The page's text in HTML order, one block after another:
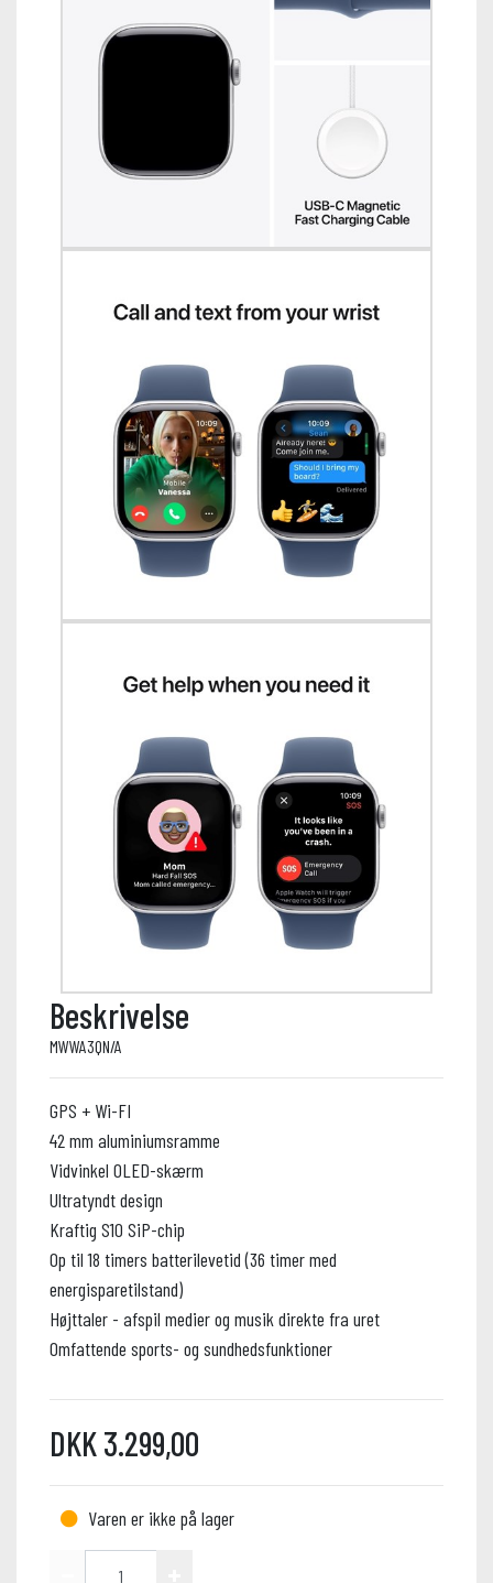
Beskrivelse
MWWA3QN/A
GPS + Wi-FI
42 mm aluminiumsramme
Vidvinkel OLED-skærm
Ultratyndt design
Kraftig S10 SiP-chip
Op til 18 timers batterilevetid (36 timer med
energisparetilstand)
Højttaler - afspil medier og musik direkte fra uret
Omfattende sports- og sundhedsfunktioner
DKK 3.299,00
Varen er ikke på lager